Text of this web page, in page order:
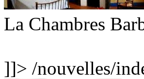
La Chambres
]]> /nouvelles/